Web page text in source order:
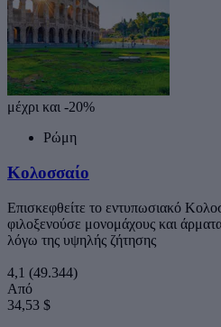
μέχρι και -20%
Ρώμη
Κολοσσαίο
Επισκεφθείτε το εντυπωσιακό
φιλοξενούσε μονομάχους και
λόγω της υψηλής ζήτησης
4,1 (49.344)
Από
34,53 $